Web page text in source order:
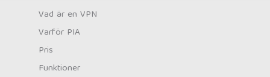
Vad är en VPN
Varför PIA
Pris
Funktioner